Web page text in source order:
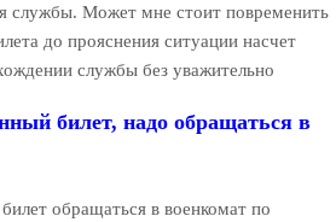
службы. Может мне стоит повременить
до прояснения ситуации насчет
службы без уважительно
билет, надо обращаться в
обращаться в военкомат по